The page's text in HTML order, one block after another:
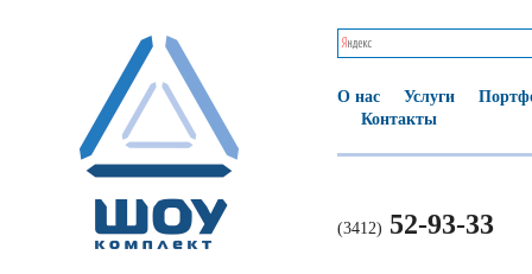
О нас Услуги
Контакты
(3412) 52-93-33